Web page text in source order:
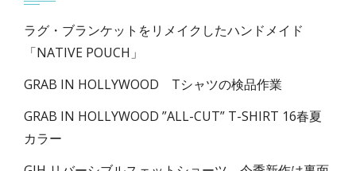
ラグ・ブランケットをリメイクしたハンドメイド
「NATIVE POUCH」
GRAB IN HOLLYWOOD Tシャツの検品作業
GRAB IN HOLLYWOOD ”ALL-CUT” T-SHIRT 16春夏
カラー